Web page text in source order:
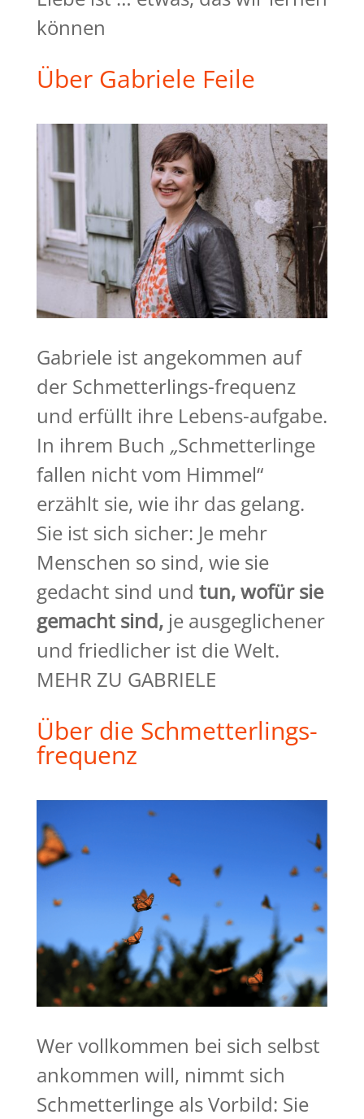
können
Über Gabriele Feile
Gabriele ist angekommen auf
der Schmetterlings-frequenz
und erfüllt ihre Lebens-aufgabe.
In ihrem Buch „Schmetterlinge
fallen nicht vom Himmel“
erzählt sie, wie ihr das gelang.
Sie ist sich sicher: Je mehr
Menschen so sind, wie sie
gedacht sind und tun, wofür sie
gemacht sind,je ausgeglichener
und friedlicher ist die Welt.
MEHR ZU GABRIELE
Über die Schmetterlings-
frequenz
Wer vollkommen bei sich selbst
ankommen will, nimmt sich
Schmetterlinge als Vorbild: Sie